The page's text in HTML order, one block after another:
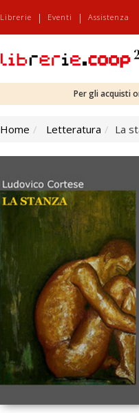
Librerie | Eventi | Assistenza
Per gli acquisti
Home Letteratura La